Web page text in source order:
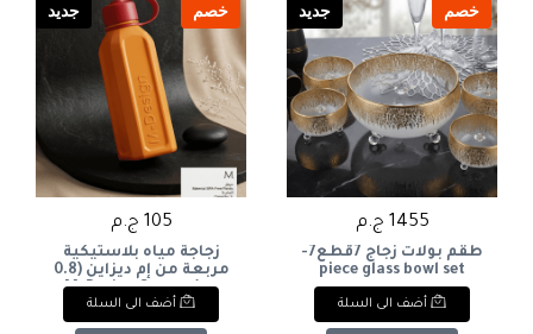
خصم جديد
1455 ج.م
طقم بولات زجاج 7قطع7-
piece glass bowl set
أضف الى السلة
خصم جديد
105 ج.م
زجاجة مياه بلاستيكية
مربعة من إم ديزاين (0.8
لتر)M-Design Square
Plastic Water Bottle
(0.8L
أضف الى السلة